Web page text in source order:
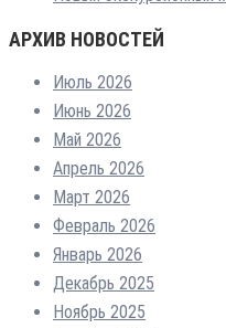
АРХИВ НОВОСТЕЙ
Июль 2026
Июнь 2026
Май 2026
Апрель 2026
Март 2026
Февраль 2026
Январь 2026
Декабрь 2025
Ноябрь 2025